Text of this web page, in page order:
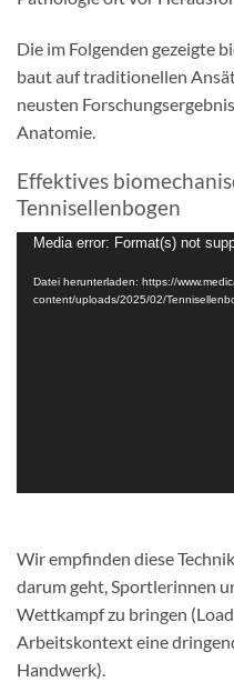
Die im Folgenden gezeigte
baut auf traditionellen
neusten
Anatomie.
Effektives
Tennisellenbogen
Video-
Player
Media error: Format(s) not
Datei herunterladen: https://
content/uploads/2025/02/
Wir empfinden diese
darum geht, Sportlerinnen
Wettkampf zu bringen
Arbeitskontext eine
Handwerk).